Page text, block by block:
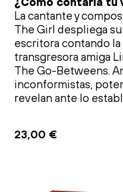
La cantante y
The Girl despliega
escritora contando
transgresora amiga
The Go-Betweens.
inconformistas,
revelan ante lo
23,00 €